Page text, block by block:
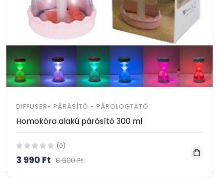
DIFFUSER- PÁRÁSÍTÓ - PÁROLOGTATÓ
Homokóra alakú párásító 300 ml
(0)
3 990 Ft 6 600 Ft